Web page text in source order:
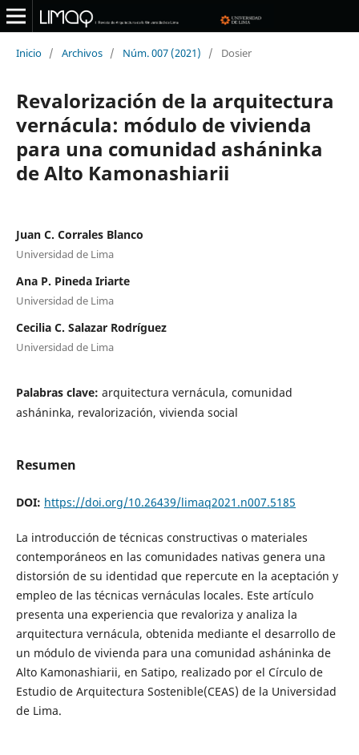
Inicio / Archivos / Núm. 007 (2021) / Dosier
Revalorización de la arquitectura
vernácula: módulo de vivienda
para una comunidad asháninka
de Alto Kamonashiarii
Juan C. Corrales Blanco
Universidad de Lima
Ana P. Pineda Iriarte
Universidad de Lima
Cecilia C. Salazar Rodríguez
Universidad de Lima
Palabras clave: arquitectura vernácula, comunidad
asháninka, revalorización, vivienda social
Resumen
DOI: https://doi.org/10.26439/limaq2021.n007.5185
La introducción de técnicas constructivas o materiales
contemporáneos en las comunidades nativas genera una
distorsión de su identidad que repercute en la aceptación y
empleo de las técnicas vernáculas locales. Este artículo
presenta una experiencia que revaloriza y analiza la
arquitectura vernácula, obtenida mediante el desarrollo de
un módulo de vivienda para una comunidad asháninka de
Alto Kamonashiarii, en Satipo, realizado por el Círculo de
Estudio de Arquitectura Sostenible(CEAS) de la Universidad
de Lima.